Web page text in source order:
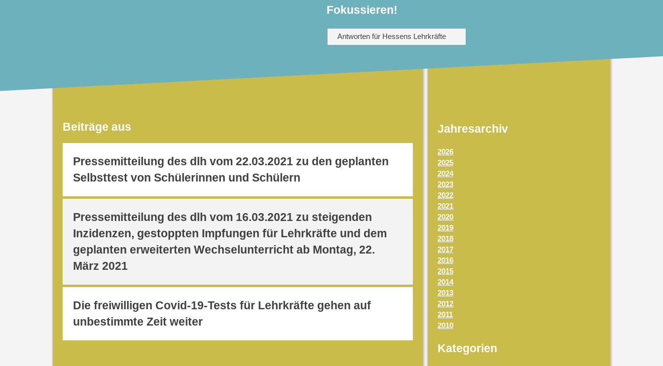
Fokussieren!
Antworten für Hessens Lehrkräfte
Beiträge aus
Pressemitteilung des dlh vom 22.03.2021 zu den geplanten
Selbsttest von Schülerinnen und Schülern
Pressemitteilung des dlh vom 16.03.2021 zu steigenden
Inzidenzen, gestoppten Impfungen für Lehrkräfte und dem
geplanten erweiterten Wechselunterricht ab Montag, 22.
März 2021
Die freiwilligen Covid-19-Tests für Lehrkräfte gehen auf
unbestimmte Zeit weiter
Jahresarchiv
2026
2025
2024
2023
2022
2021
2020
2019
2018
2017
2016
2015
2014
2013
2012
2011
2010
Kategorien